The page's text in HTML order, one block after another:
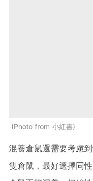
Photo from 小紅書
混養倉鼠還需要考慮
隻倉鼠，最好選擇同